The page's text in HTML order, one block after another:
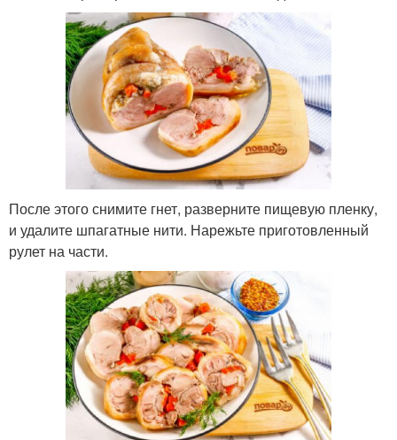
После этого снимите гнет, разверните пищевую пленку,
и удалите шпагатные нити. Нарежьте приготовленный
рулет на части.